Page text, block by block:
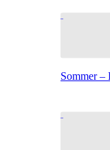
Sommer –